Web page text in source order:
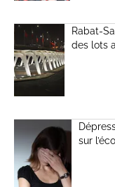
Rabat-
des lots
sur